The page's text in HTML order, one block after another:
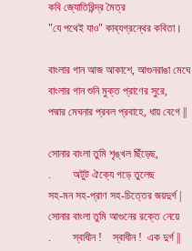
কবি জ্যোতিরিন্দ্র মৈত্র
"যে পথেই যাও" কাব্যগ্রন্থের কবিতা।
বাংলার গান আজ আকাশে, আগুনরাঙা মেঘে
বাংলার গান শুনি মুক্ত প্রাণের সুরে,
পদ্মার মেঘনার প্রবল প্রবাহে, ধায় বেগে ||
সোনার বাংলা তুমি শৃঙ্খল ছিঁড়েছ,
. অটুট ঐক্যে গড়ে তুলেছ
সহ-মন সহ-প্রাণ সহ-চিত্তের জয়দুর্গ |
সোনার বাংলা তুমি আগুনের রক্তে নেয়ে
. স্বাধীন ! স্বাধীন ! এক দুর্গ ||